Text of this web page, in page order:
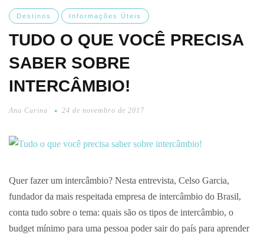
Destinos Informações Úteis
TUDO O QUE VOCÊ PRECISA
SABER SOBRE
INTERCÂMBIO!
Ana Carina 24 de novembro de 2017
Quer fazer um intercâmbio? Nesta entrevista, Celso Garcia,
fundador da mais respeitada empresa de intercâmbio do Brasil,
conta tudo sobre o tema: quais são os tipos de intercâmbio, o
budget mínimo para uma pessoa poder sair do país para aprender